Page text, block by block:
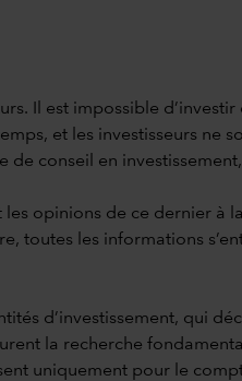
Il est impossible
et les investisseurs
conseil en
opinions de ce dernier
toutes les informations
d’investissement, qui
la recherche
uniquement pour le